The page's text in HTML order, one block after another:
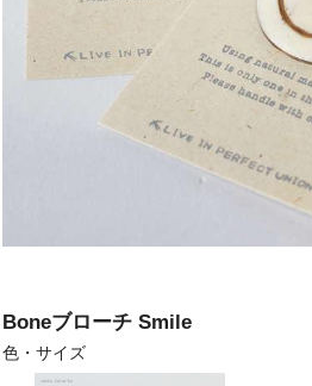
Boneブローチ Smile
色・サイズ